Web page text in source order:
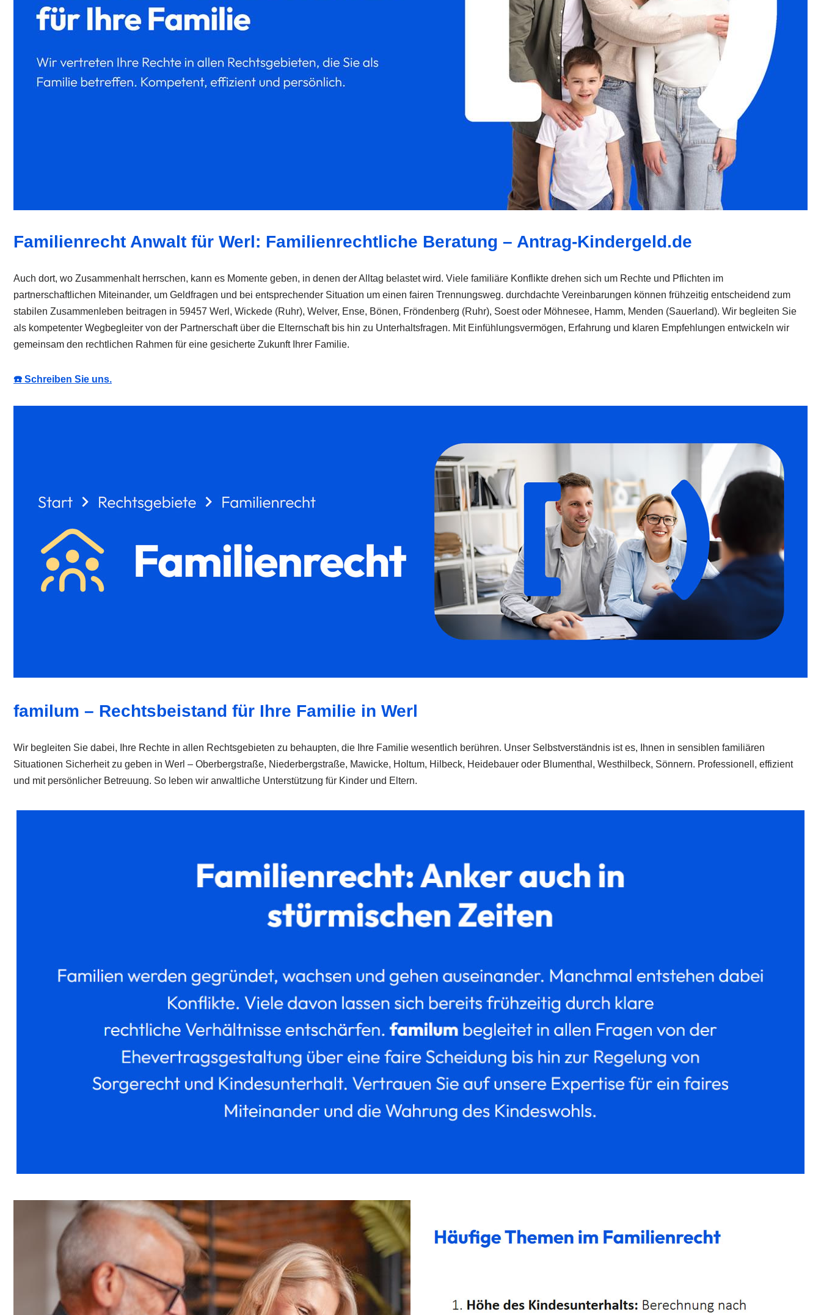
Familienrecht Anwalt für Werl: Familienrechtliche Beratung – Antrag-Kindergeld.de
Auch dort, wo Zusammenhalt herrschen, kann es Momente geben, in denen der Alltag belastet wird. Viele familiäre Konflikte drehen sich um Rechte und Pflichten im
partnerschaftlichen Miteinander, um Geldfragen und bei entsprechender Situation um einen fairen Trennungsweg. durchdachte Vereinbarungen können frühzeitig entscheidend zum
stabilen Zusammenleben beitragen in 59457 Werl, Wickede (Ruhr), Welver, Ense, Bönen, Fröndenberg (Ruhr), Soest oder Möhnesee, Hamm, Menden (Sauerland). Wir begleiten Sie
als kompetenter Wegbegleiter von der Partnerschaft über die Elternschaft bis hin zu Unterhaltsfragen. Mit Einfühlungsvermögen, Erfahrung und klaren Empfehlungen entwickeln wir
gemeinsam den rechtlichen Rahmen für eine gesicherte Zukunft Ihrer Familie.
☎️ Schreiben Sie uns.
familum – Rechtsbeistand für Ihre Familie in Werl
Wir begleiten Sie dabei, Ihre Rechte in allen Rechtsgebieten zu behaupten, die Ihre Familie wesentlich berühren. Unser Selbstverständnis ist es, Ihnen in sensiblen familiären
Situationen Sicherheit zu geben in Werl – Oberbergstraße, Niederbergstraße, Mawicke, Holtum, Hilbeck, Heidebauer oder Blumenthal, Westhilbeck, Sönnern. Professionell, effizient
und mit persönlicher Betreuung. So leben wir anwaltliche Unterstützung für Kinder und Eltern.